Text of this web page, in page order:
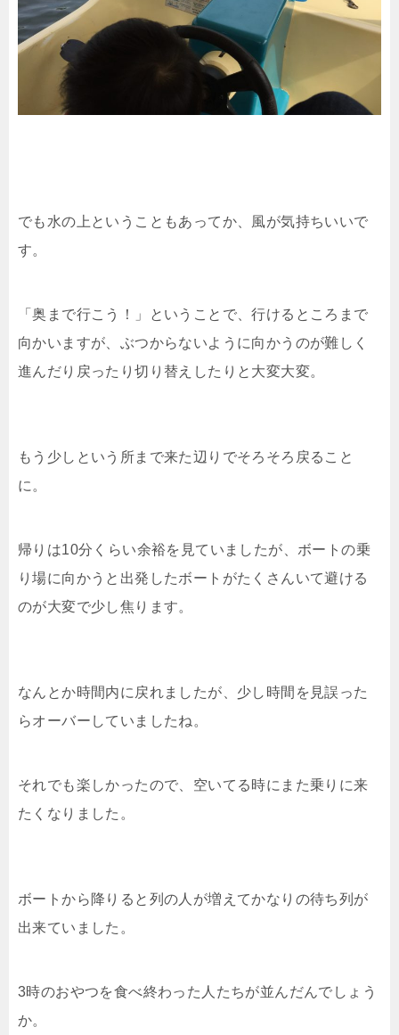
でも水の上ということもあってか、風が気持ちいいで
す。
「奥まで行こう！」ということで、行けるところまで
向かいますが、ぶつからないように向かうのが難しく
進んだり戻ったり切り替えしたりと大変大変。
もう少しという所まで来た辺りでそろそろ戻ること
に。
帰りは10分くらい余裕を見ていましたが、ボートの乗
り場に向かうと出発したボートがたくさんいて避ける
のが大変で少し焦ります。
なんとか時間内に戻れましたが、少し時間を見誤った
らオーバーしていましたね。
それでも楽しかったので、空いてる時にまた乗りに来
たくなりました。
ボートから降りると列の人が増えてかなりの待ち列が
出来ていました。
3時のおやつを食べ終わった人たちが並んだんでしょう
か。